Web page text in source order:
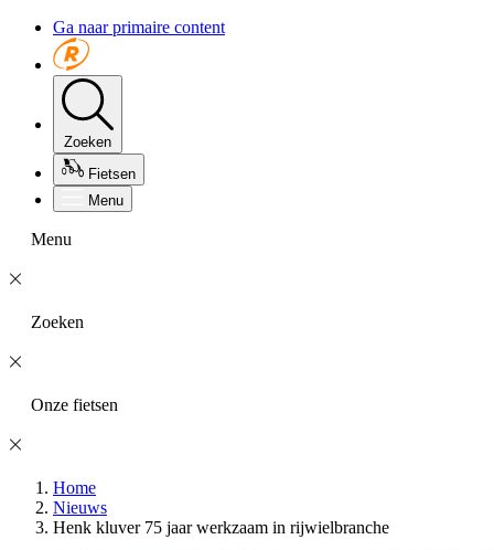
Ga naar primaire content
Zoeken
Fietsen
Menu
Menu
Zoeken
Onze fietsen
Home
Nieuws
Henk kluver 75 jaar werkzaam in rijwielbranche